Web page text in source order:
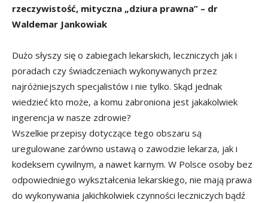
rzeczywistość, mityczna „dziura prawna” – dr
Waldemar Jankowiak
Dużo słyszy się o zabiegach lekarskich, leczniczych jak i
poradach czy świadczeniach wykonywanych przez
najróżniejszych specjalistów i nie tylko. Skąd jednak
wiedzieć kto może, a komu zabroniona jest jakakolwiek
ingerencja w nasze zdrowie?
Wszelkie przepisy dotyczące tego obszaru są
uregulowane zarówno ustawą o zawodzie lekarza, jak i
kodeksem cywilnym, a nawet karnym. W Polsce osoby bez
odpowiedniego wykształcenia lekarskiego, nie mają prawa
do wykonywania jakichkolwiek czynności leczniczych bądź